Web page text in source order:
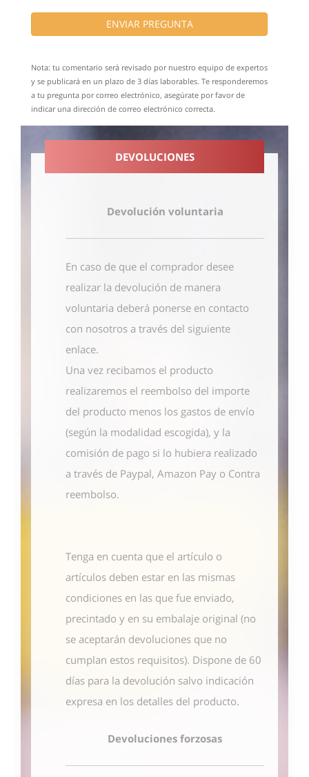
ENVIAR PREGUNTA
Nota: tu comentario será revisado por nuestro equipo de expertos
y se publicará en un plazo de 3 días laborables. Te responderemos
a tu pregunta por correo electrónico, asegúrate por favor de
indicar una dirección de correo electrónico correcta.
DEVOLUCIONES
Devolución voluntaria
En caso de que el comprador desee
realizar la devolución de manera
voluntaria deberá ponerse en contacto
con nosotros a través del siguiente
enlace.
Una vez recibamos el producto
realizaremos el reembolso del importe
del producto menos los gastos de envío
(según la modalidad escogida), y la
comisión de pago si lo hubiera realizado
a través de Paypal, Amazon Pay o Contra
reembolso.
Tenga en cuenta que el artículo o
artículos deben estar en las mismas
condiciones en las que fue enviado,
precintado y en su embalaje original (no
se aceptarán devoluciones que no
cumplan estos requisitos). Dispone de 60
días para la devolución salvo indicación
expresa en los detalles del producto.
Devoluciones forzosas